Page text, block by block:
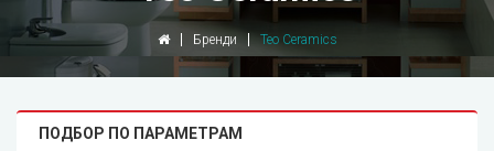
Бренди Teo Ceramics
ПОДБОР ПО ПАРАМЕТРАМ